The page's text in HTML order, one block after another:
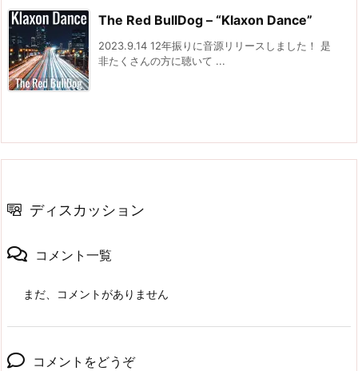
The Red BullDog – “Klaxon Dance”
2023.9.14 12年振りに音源リリースしました！ 是
非たくさんの方に聴いて ...
ディスカッション
コメント一覧
まだ、コメントがありません
コメントをどうぞ